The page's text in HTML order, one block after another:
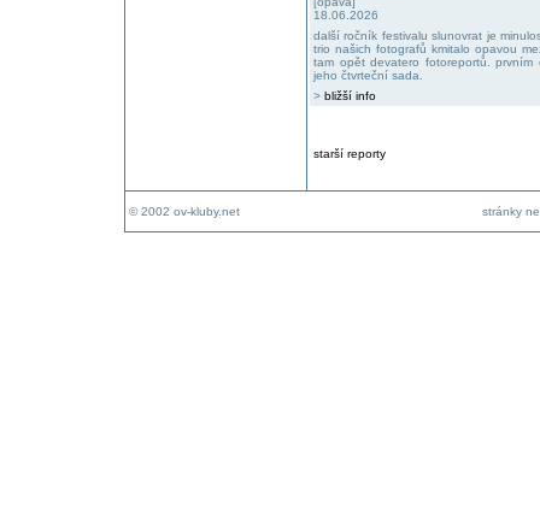
18.06.2026
další ročník festivalu slunovrat je
trio našich fotografů kmitalo opavou
tam opět devatero fotoreportů.
jeho čtvrteční sada.
> bližší info
starší reporty
© 2002 ov-kluby.net stránky